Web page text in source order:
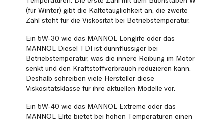
(für Winter) gibt die Kältetauglichkeit an, die zweite
Zahl steht für die Viskosität bei Betriebstemperatur.
Ein 5W-30 wie das MANNOL Longlife oder das
MANNOL Diesel TDI ist dünnflüssiger bei
Betriebstemperatur, was die innere Reibung im Motor
senkt und den Kraftstoffverbrauch reduzieren kann.
Deshalb schreiben viele Hersteller diese
Viskositätsklasse für ihre aktuellen Modelle vor.
Ein 5W-40 wie das MANNOL Extreme oder das
MANNOL Elite bietet bei hohen Temperaturen einen